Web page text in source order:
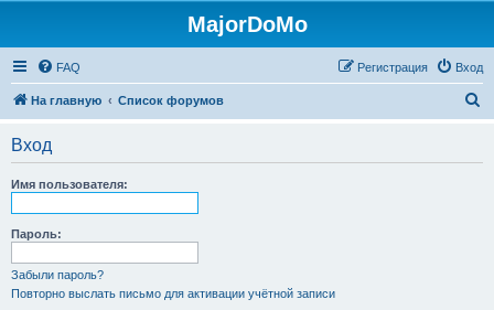
MajorDoMo
FAQ Вход
Регистрация
На главную Список форумов
Вход
Имя пользователя:
Пароль:
Забыли пароль?
Повторно выслать письмо для активации учётной записи